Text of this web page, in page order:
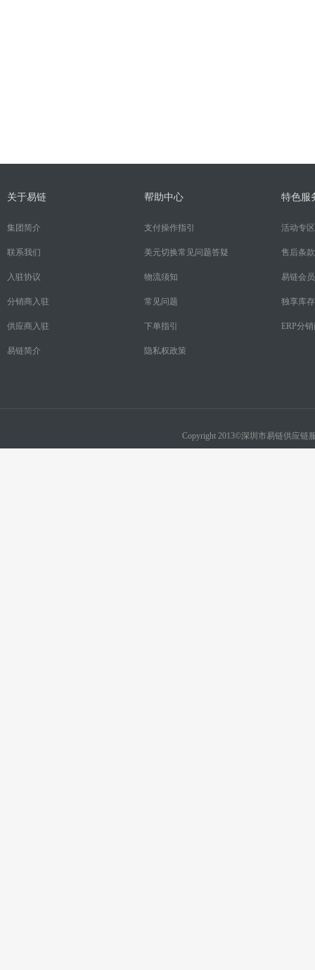
关于易链
集团简介
联系我们
入驻协议
分销商入驻
供应商入驻
易链简介
帮助中心
支付操作指引
美元切换常见问题答疑
物流须知
常见问题
下单指引
隐私权政策
特色服
活动专区
售后条款
易链会
独享库
ERP分
Copyright 2013©深圳市易链供应链